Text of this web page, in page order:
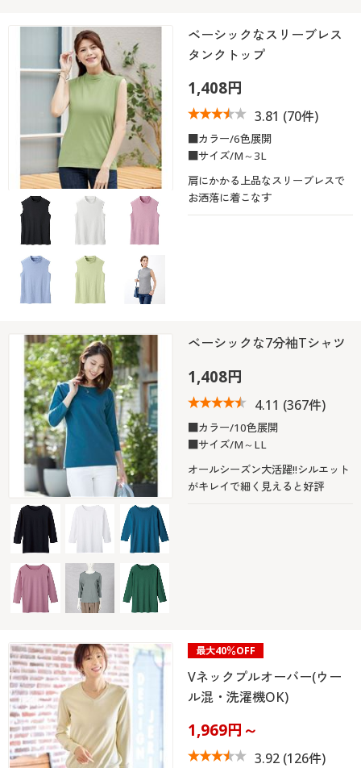
ベーシックなスリーブレス
タンクトップ
1,408円
3.81 (70件)
■カラー/6色展開
■サイズ/M～3L
肩にかかる上品なスリーブレスで
お洒落に着こなす
ベーシックな7分袖Tシャツ
1,408円
4.11 (367件)
■カラー/10色展開
■サイズ/M～LL
オールシーズン大活躍!!シルエット
がキレイで細く見えると好評
最大40％OFF
Vネックプルオーバー(ウー
ル混・洗濯機OK)
1,969円～
3.92(126件)